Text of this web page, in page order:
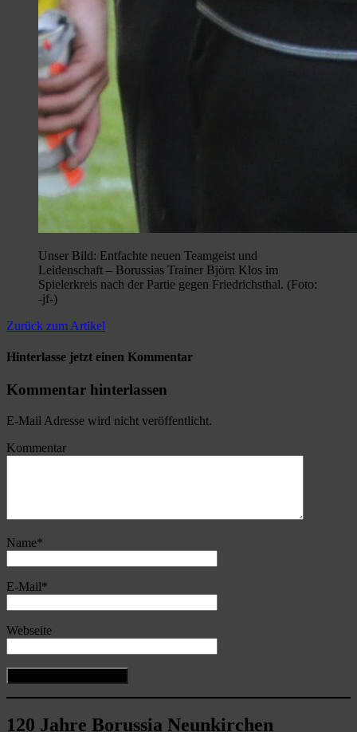
Unser Bild: Entfachte neuen Teamgeist und
Leidenschaft – Borussias Trainer Björn Klos im
Spielerkreis nach der Partie gegen Friedrichsthal. (Foto:
-jf-)
Zurück zum Artikel
Hinterlasse jetzt einen Kommentar
Kommentar hinterlassen
E-Mail Adresse wird nicht veröffentlicht.
Kommentar
Name*
E-Mail*
Webseite
120 Jahre Borussia Neunkirchen